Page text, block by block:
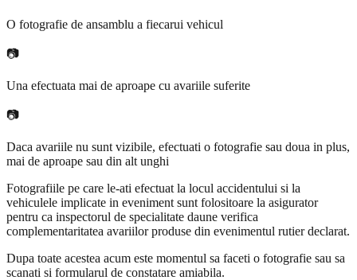
O fotografie de ansamblu a fiecarui vehicul
📷
Una efectuata mai de aproape cu avariile suferite
📷
Daca avariile nu sunt vizibile, efectuati o fotografie sau doua in plus,
mai de aproape sau din alt unghi
Fotografiile pe care le-ati efectuat la locul accidentului si la
vehiculele implicate in eveniment sunt folositoare la asigurator
pentru ca inspectorul de specialitate daune verifica
complementaritatea avariilor produse din evenimentul rutier declarat.
Dupa toate acestea acum este momentul sa faceti o fotografie sau sa
scanati si formularul de constatare amiabila.